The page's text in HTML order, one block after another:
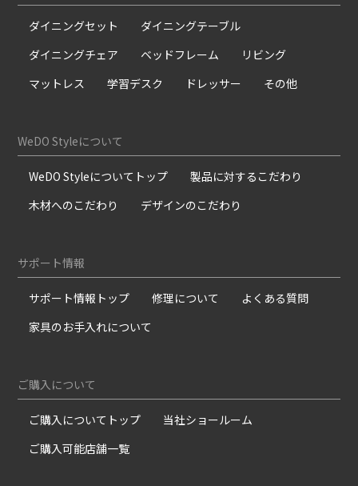
ダイニングセット
ダイニングテーブル
ダイニングチェア
ベッドフレーム
リビング
マットレス
学習デスク ドレッサー その他
WeDO Styleについて
WeDO Styleについてトップ
製品に対するこだわり
木材へのこだわり
デザインのこだわり
サポート情報
サポート情報トップ 修理について
よくある質問
家具のお手入れについて
ご購入について
ご購入についてトップ
当社ショールーム
ご購入可能店舗一覧